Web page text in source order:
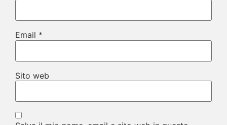
Email *
Sito web